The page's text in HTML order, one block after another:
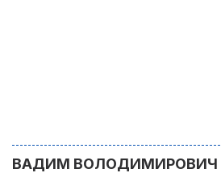
ВАДИМ ВОЛОДИМИРОВИЧ